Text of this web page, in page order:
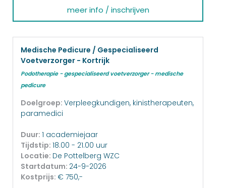
meer info / inschrijven
Medische Pedicure / Gespecialiseerd
Voetverzorger - Kortrijk
Podotherapie - gespecialiseerd voetverzorger - medische
pedicure
Doelgroep: Verpleegkundigen, kinistherapeuten,
paramedici
Duur: 1 academiejaar
Tijdstip: 18.00 - 21.00 uur
Locatie: De Pottelberg WZC
Startdatum: 24-9-2026
Kostprijs: € 750,-